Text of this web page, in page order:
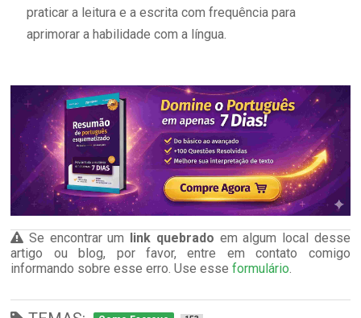
praticar a leitura e a escrita com frequência para
aprimorar a habilidade com a língua.
Se encontrar um link quebrado em algum local desse
artigo ou blog, por favor, entre em contato comigo
informando sobre esse erro. Use esseformulário.